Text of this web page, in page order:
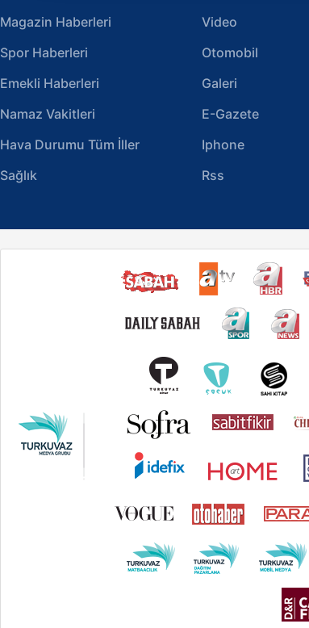
Çerezlere ilişkin tercihlerinizi aşağıda yer
6698 sayılı Kişisel Verilerin Korunması
mevzuata uygun olarak kullanılan çerezlerle
Magazin Haberleri
Spor Haberleri
Emekli Haberleri
Namaz Vakitleri
Hava Durumu Tüm İller
Sağlık
Video
Otomobil
Galeri
E-Gazete
Iphone
Rss